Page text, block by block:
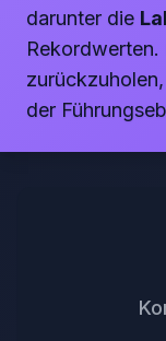
darunter die
der